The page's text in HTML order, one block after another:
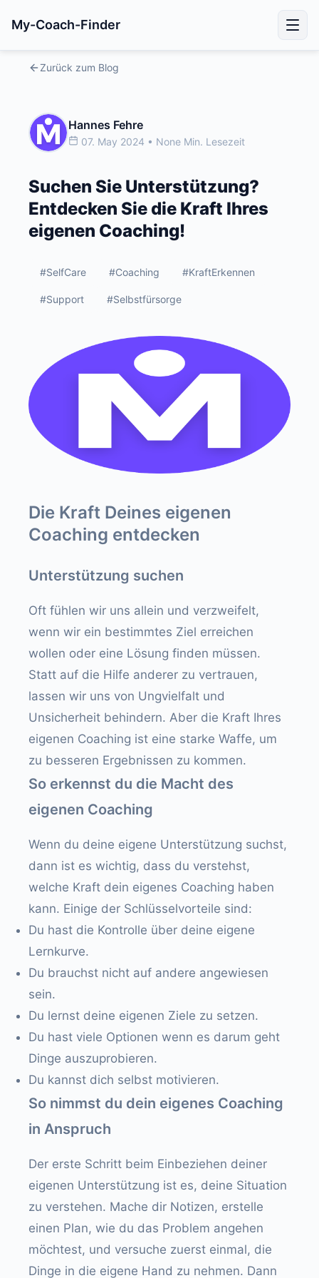
My-Coach-Finder
Zurück zum Blog
Hannes Fehre
07. May 2024 • None Min. Lesezeit
Suchen Sie Unterstützung?
Entdecken Sie die Kraft Ihres
eigenen Coaching!
#SelfCare #Coaching #KraftErkennen
#Support #Selbstfürsorge
Die Kraft Deines eigenen
Coaching entdecken
Unterstützung suchen
Oft fühlen wir uns allein und verzweifelt,
wenn wir ein bestimmtes Ziel erreichen
wollen oder eine Lösung finden müssen.
Statt auf die Hilfe anderer zu vertrauen,
lassen wir uns von Ungvielfalt und
Unsicherheit behindern. Aber die Kraft Ihres
eigenen Coaching ist eine starke Waffe, um
zu besseren Ergebnissen zu kommen.
So erkennst du die Macht des
eigenen Coaching
Wenn du deine eigene Unterstützung suchst,
dann ist es wichtig, dass du verstehst,
welche Kraft dein eigenes Coaching haben
kann. Einige der Schlüsselvorteile sind:
Du hast die Kontrolle über deine eigene
Lernkurve.
Du brauchst nicht auf andere angewiesen
sein.
Du lernst deine eigenen Ziele zu setzen.
Du hast viele Optionen wenn es darum geht
Dinge auszuprobieren.
Du kannst dich selbst motivieren.
So nimmst du dein eigenes Coaching
in Anspruch
Der erste Schritt beim Einbeziehen deiner
eigenen Unterstützung ist es, deine Situation
zu verstehen. Mache dir Notizen, erstelle
einen Plan, wie du das Problem angehen
möchtest, und versuche zuerst einmal, die
Dinge in die eigene Hand zu nehmen. Dann